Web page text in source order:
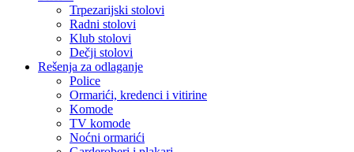
Trpezarijski stolovi
Radni stolovi
Klub stolovi
Dečji stolovi
Rešenja za odlaganje
Police
Ormarići, kredenci i vitirine
Komode
TV komode
Noćni ormarići